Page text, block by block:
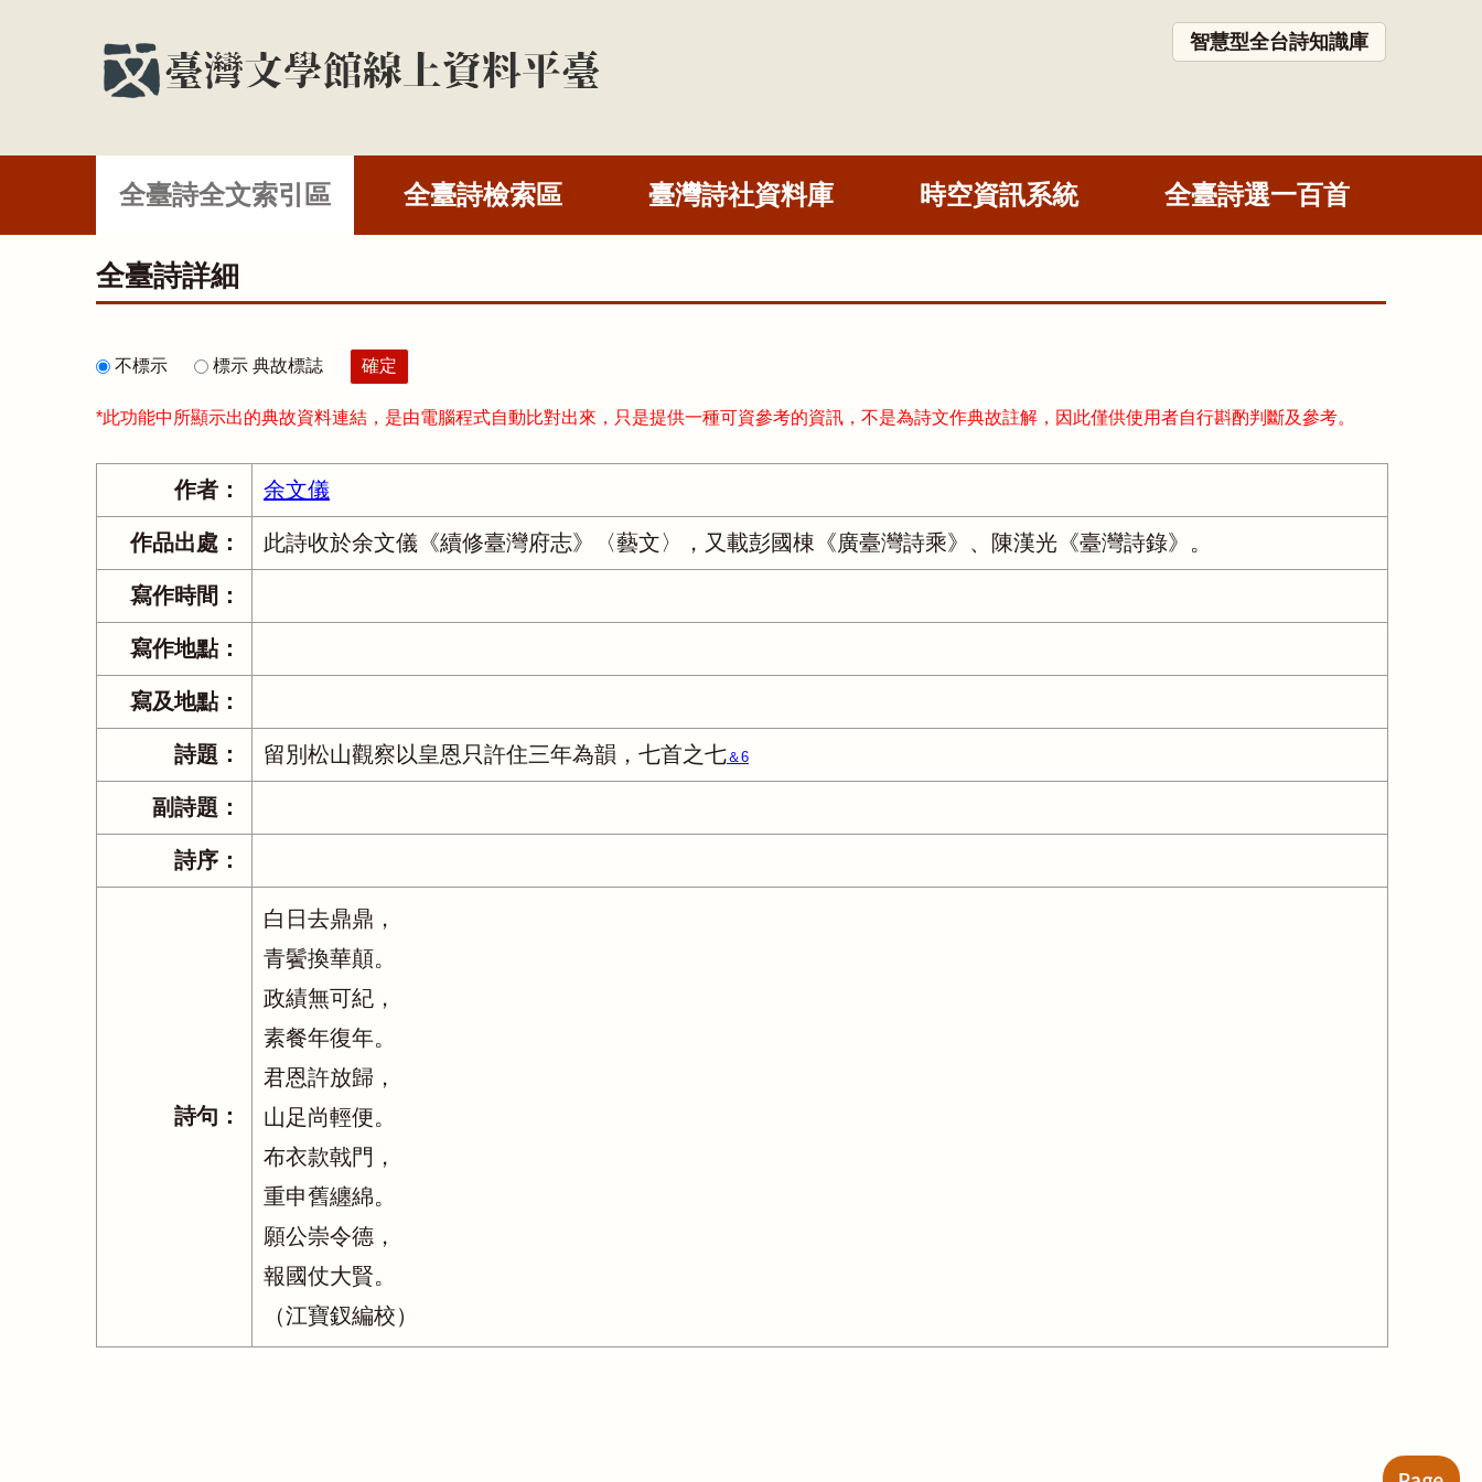
智慧型全台詩知識庫
全臺詩全文索引區 全臺詩檢索區 臺灣詩社資料庫 時空資訊系統 全臺詩選一百首
全臺詩詳細
不標示 標示 典故標誌
*此功能中所顯示出的典故資料連結，是由電腦程式自動比對出來，只是提供一種可資參考的資訊，不是為詩文作典故註解，因此僅供使用者自行斟酌判斷及參考。
作者： 余文儀
作品出處： 此詩收於余文儀《續修臺灣府志》〈藝文〉，又載彭國棟《廣臺灣詩乘》、陳漢光《臺灣詩錄》。
寫作時間：
寫作地點：
寫及地點：
詩題： 留別松山觀察以皇恩只許住三年為韻，七首之七＆6
副詩題：
詩序：
詩句：
白日去鼎鼎，
青鬢換華顛。
政績無可紀，
素餐年復年。
君恩許放歸，
山足尚輕便。
布衣款戟門，
重申舊纏綿。
願公崇令德，
報國仗大賢。
（江寶釵編校）